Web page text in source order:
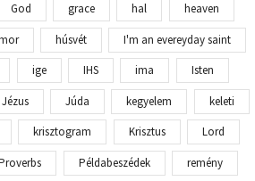
God grace hal heaven
húsvét I'm an evereyday saint
ige IHS ima Isten
Jézus Júda kegyelem keleti
krisztogram Krisztus Lord
Példabeszédek remény